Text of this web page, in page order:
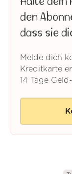
den
dass sie
Melde dich
Kreditkarte
14 Tage